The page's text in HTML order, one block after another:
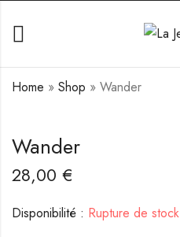
Home » Shop » Wander
Wander
28,00 €
Disponibilité : Rupture de stock